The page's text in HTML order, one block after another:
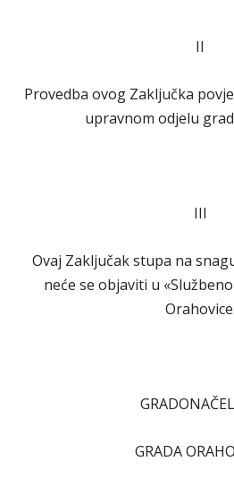
II
Provedba ovog Zaključka
upravnom odjelu
III
Ovaj Zaključak stupa na
neće se objaviti u
Orahovice.
GRADA